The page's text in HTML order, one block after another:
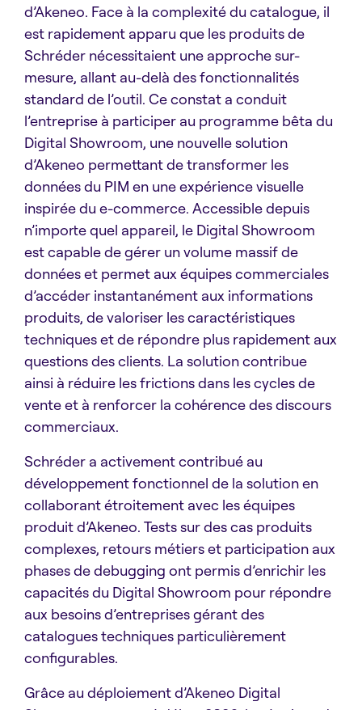
d’Akeneo. Face à la complexité du catalogue, il
est rapidement apparu que les produits de
Schréder nécessitaient une approche sur-
mesure, allant au-delà des fonctionnalités
standard de l’outil. Ce constat a conduit
l’entreprise à participer au programme bêta du
Digital Showroom, une nouvelle solution
d’Akeneo permettant de transformer les
données du PIM en une expérience visuelle
inspirée du e-commerce. Accessible depuis
n’importe quel appareil, le Digital Showroom
est capable de gérer un volume massif de
données et permet aux équipes commerciales
d’accéder instantanément aux informations
produits, de valoriser les caractéristiques
techniques et de répondre plus rapidement aux
questions des clients. La solution contribue
ainsi à réduire les frictions dans les cycles de
vente et à renforcer la cohérence des discours
commerciaux.
Schréder a activement contribué au
développement fonctionnel de la solution en
collaborant étroitement avec les équipes
produit d’Akeneo. Tests sur des cas produits
complexes, retours métiers et participation aux
phases de debugging ont permis d’enrichir les
capacités du Digital Showroom pour répondre
aux besoins d’entreprises gérant des
catalogues techniques particulièrement
configurables.
Grâce au déploiement d’Akeneo Digital